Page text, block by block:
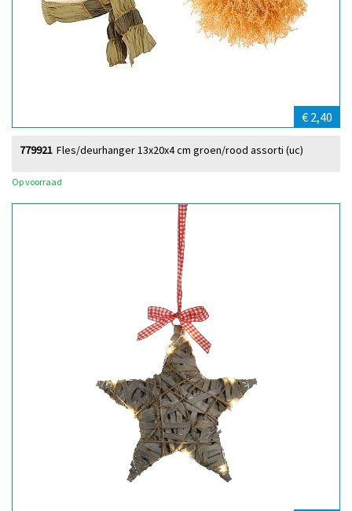
€ 2,40
Fles/deurhanger 13x20x4 cm groen/rood assorti (uc)
779921
Op voorraad